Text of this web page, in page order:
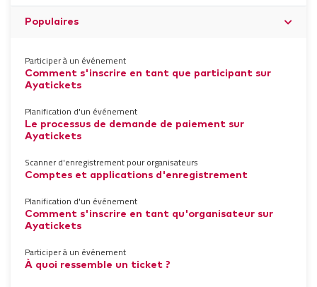
Populaires
Participer à un événement
Comment s'inscrire en tant que participant sur
Ayatickets
Planification d'un événement
Le processus de demande de paiement sur
Ayatickets
Scanner d'enregistrement pour organisateurs
Comptes et applications d'enregistrement
Planification d'un événement
Comment s'inscrire en tant qu'organisateur sur
Ayatickets
Participer à un événement
À quoi ressemble un ticket ?